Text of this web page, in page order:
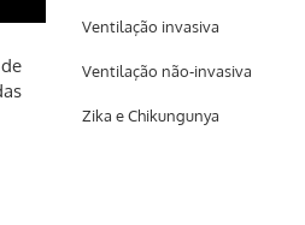
Ventilação invasiva
Ventilação não-invasiva
Zika e Chikungunya